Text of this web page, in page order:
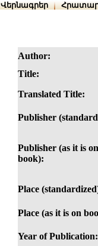
Վերնագրեր
Author:
Title:
Translated Title:
Publisher
Publisher (as it is on
book):
Place
Place (as it is on
Year of Publication: